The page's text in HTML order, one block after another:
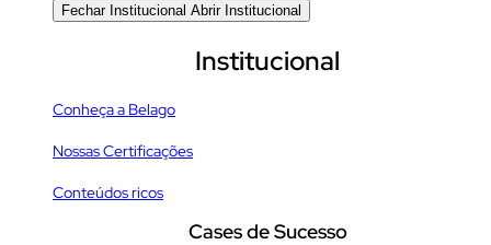
Fechar Institucional Abrir Institucional
Institucional
Conheça a Belago
Nossas Certificações
Conteúdos ricos
Cases de Sucesso